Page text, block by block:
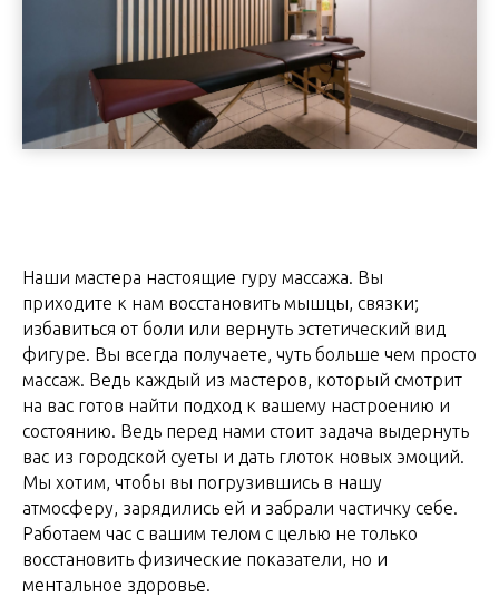
Наши мастера настоящие гуру массажа. Вы
приходите к нам восстановить мышцы, связки;
избавиться от боли или вернуть эстетический вид
фигуре. Вы всегда получаете, чуть больше чем просто
массаж. Ведь каждый из мастеров, который смотрит
на вас готов найти подход к вашему настроению и
состоянию. Ведь перед нами стоит задача выдернуть
вас из городской суеты и дать глоток новых эмоций.
Мы хотим, чтобы вы погрузившись в нашу
атмосферу, зарядились ей и забрали частичку себе.
Работаем час с вашим телом с целью не только
восстановить физические показатели, но и
ментальное здоровье.